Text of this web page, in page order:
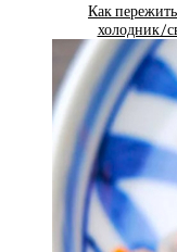
Как
холодник/